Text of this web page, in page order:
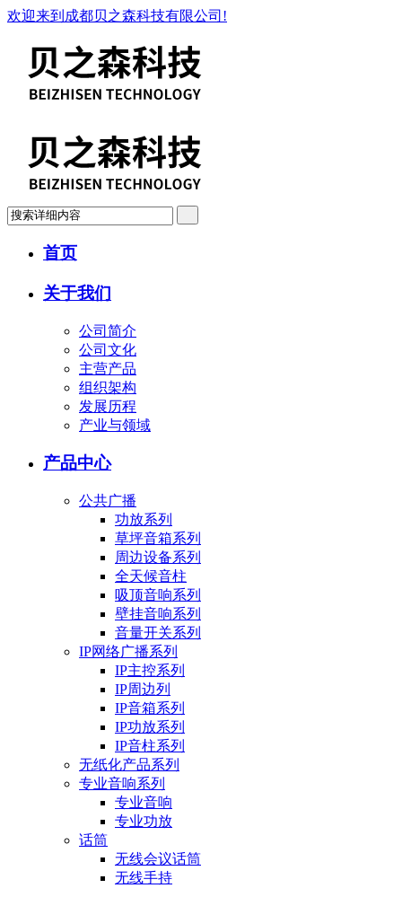
欢迎来到成都贝之森科技有限公司!
首页
关于我们
公司简介
公司文化
主营产品
组织架构
发展历程
产业与领域
产品中心
公共广播
功放系列
草坪音箱系列
周边设备系列
全天候音柱
吸顶音响系列
壁挂音响系列
音量开关系列
IP网络广播系列
IP主控系列
IP周边列
IP音箱系列
IP功放系列
IP音柱系列
无纸化产品系列
专业音响系列
专业音响
专业功放
话筒
无线会议话筒
无线手持